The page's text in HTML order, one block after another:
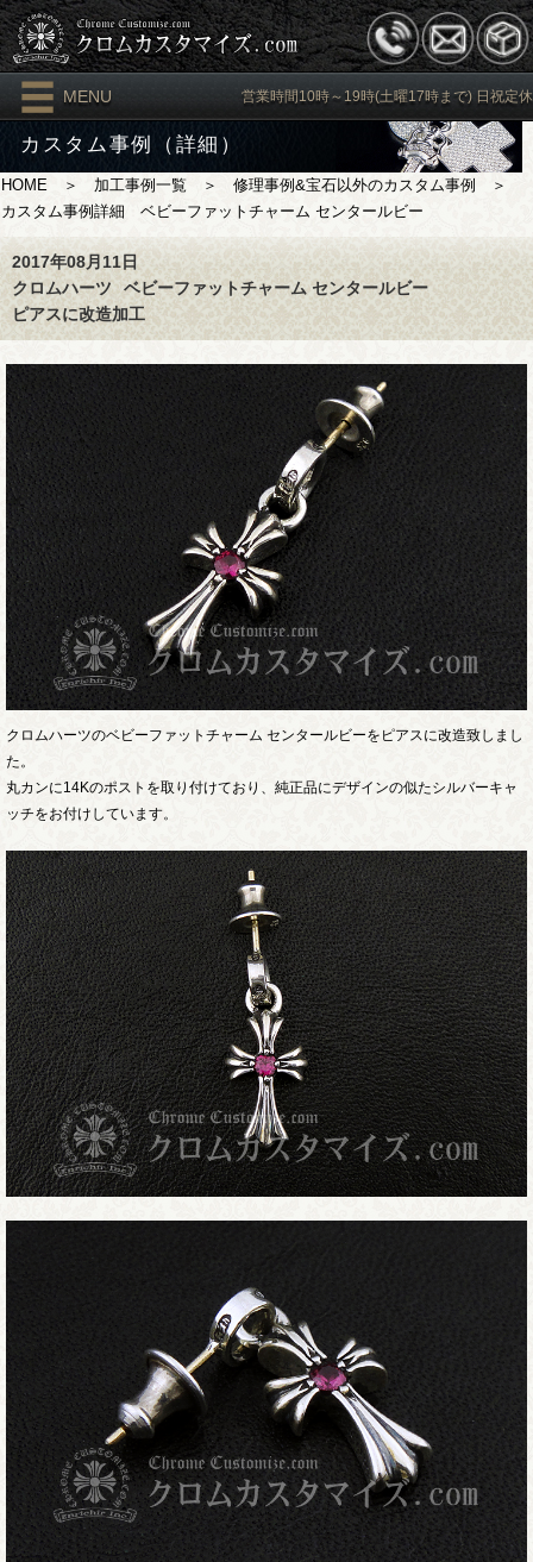
MENU 営業時間10時～19時(土曜17時まで) 日祝定休
カスタム事例（詳細）
HOME ＞ 加工事例一覧 ＞ 修理事例&宝石以外のカスタム事例
＞
カスタム事例詳細 ベビーファットチャーム センタールビー
2017年08月11日
クロムハーツ
ベビーファットチャーム センタールビー
ピアスに改造加工
クロムハーツのベビーファットチャーム センタールビーをピアスに改造致しまし
た。
丸カンに14Kのポストを取り付けており、純正品にデザインの似たシルバーキャ
ッチをお付けしています。